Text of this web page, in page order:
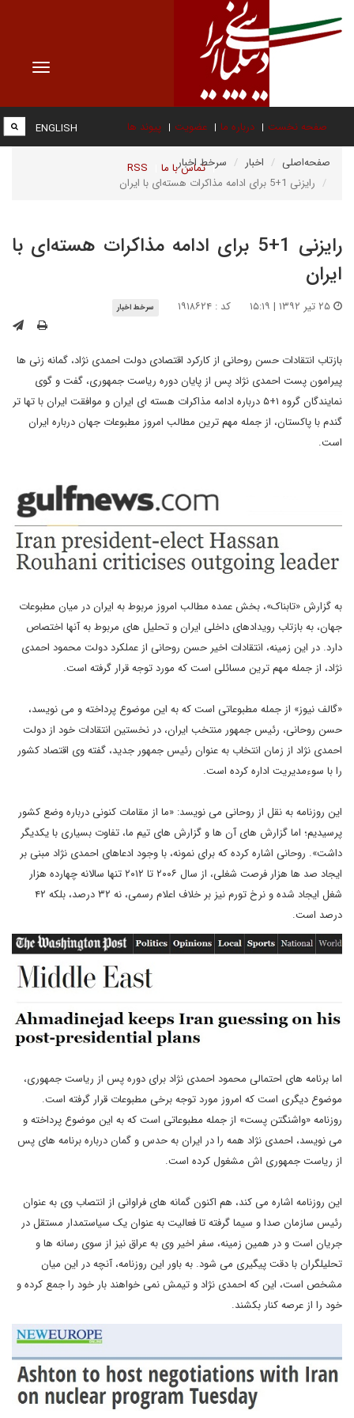
Toggle
صفحه نخست درباره ما عضویت پیوند ها
تماس با ما RSS
ENGLISH
صفحه‌اصلی اخبار
سرخط اخبار
رایزنی 1+5 برای ادامه مذاکرات هسته‌ای با ایران
رایزنی 1+5 برای ادامه مذاکرات هسته‌ای با
ایران
کد : ۱۹۱۸۶۲۴ سرخط اخبار
بازتاب انتقادات حسن روحانی از کارکرد اقتصادی دولت احمدی نژاد، گمانه زنی ها
پیرامون پست احمدی نژاد پس از پایان دوره ریاست جمهوری، گفت و گوی
نمایندگان گروه ۱+۵ درباره ادامه مذاکرات هسته ای ایران و موافقت ایران با تها تر
گندم با پاکستان، از جمله مهم ترین مطالب امروز مطبوعات جهان درباره ایران
است.
به گزارش «تابناک»، بخش عمده مطالب امروز مربوط به ایران در میان مطبوعات
جهان، به بازتاب رویدادهای داخلی ایران و تحلیل های مربوط به آنها اختصاص
دارد. در این زمینه، انتقادات اخیر حسن روحانی از عملکرد دولت محمود احمدی
نژاد، از جمله مهم ترین مسائلی است که مورد توجه قرار گرفته است.
«گالف نیوز» از جمله مطبوعاتی است که به این موضوع پرداخته و می نویسد،
حسن روحانی، رئیس جمهور منتخب ایران، در نخستین انتقادات خود از دولت
احمدی نژاد از زمان انتخاب به عنوان رئیس جمهور جدید، گفته وی اقتصاد کشور
را با سوءمدیریت اداره کرده است.
این روزنامه به نقل از روحانی می نویسد: «ما از مقامات کنونی درباره وضع کشور
پرسیدیم؛ اما گزارش های آن ها و گزارش های تیم ما، تفاوت بسیاری با یکدیگر
داشت». روحانی اشاره کرده که برای نمونه، با وجود ادعاهای احمدی نژاد مبنی بر
ایجاد صد ها هزار فرصت شغلی، از سال ۲۰۰۶ تا ۲۰۱۲ تنها سالانه چهارده هزار
شغل ایجاد شده و نرخ تورم نیز بر خلاف اعلام رسمی، نه ۳۲ درصد، بلکه ۴۲
درصد است.
اما برنامه های احتمالی محمود احمدی نژاد برای دوره پس از ریاست جمهوری،
موضوع دیگری است که امروز مورد توجه برخی مطبوعات قرار گرفته است.
روزنامه «واشنگتن پست» از جمله مطبوعاتی است که به این موضوع پرداخته و
می نویسد، احمدی نژاد همه را در ایران به حدس و گمان درباره برنامه های پس
از ریاست جمهوری اش مشغول کرده است.
این روزنامه اشاره می کند، هم اکنون گمانه های فراوانی از انتصاب وی به عنوان
رئیس سازمان صدا و سیما گرفته تا فعالیت به عنوان یک سیاستمدار مستقل در
جریان است و در همین زمینه، سفر اخیر وی به عراق نیز از سوی رسانه ها و
تحلیلگران با دقت پیگیری می شود. به باور این روزنامه، آنچه در این میان
مشخص است، این که احمدی نژاد و تیمش نمی خواهند بار خود را جمع کرده و
خود را از عرصه کنار بکشند.